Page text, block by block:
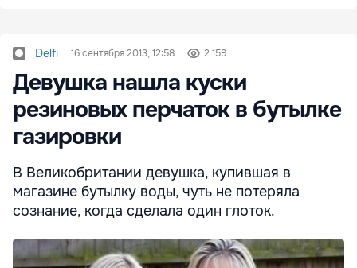
Delfi 16 сентября 2013, 12:58 2 159
Девушка нашла куски
резиновых перчаток в бутылке
газировки
В Великобритании девушка, купившая в
магазине бутылку воды, чуть не потеряла
сознание, когда сделала один глоток.